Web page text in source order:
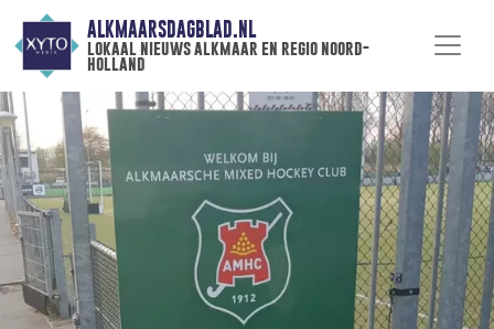
ALKMAARSDAGBLAD.NL
lokaal nieuws alkmaar en regio noord-
holland